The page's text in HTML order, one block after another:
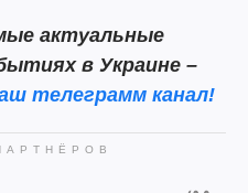
актуальные
в Украине –
телеграмм канал!